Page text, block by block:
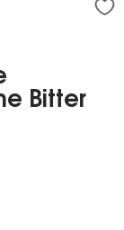
Bitter